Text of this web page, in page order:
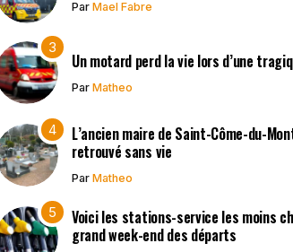
Par Mael Fabre
Un motard perd la vie lors d’une
Par Matheo
L’ancien maire de Saint-Côme-du-
retrouvé sans vie
Par Matheo
Voici les stations-service les moins
grand week-end des départs